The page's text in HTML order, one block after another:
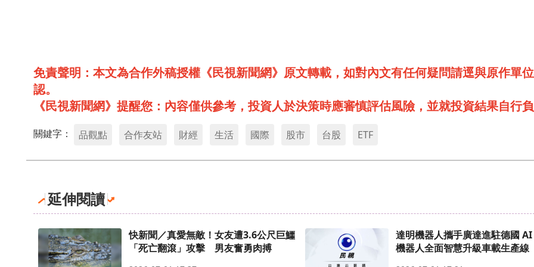
免責聲明：本文為合作外稿授權《民視新聞網》原文轉載，如對內文有任何疑問請逕與原作單
認。
《民視新聞網》提醒您：內容僅供參考，投資人於決策時應審慎評估風險，並就投資結果自行負
關鍵字： 品觀點 合作友站 財經 生活 國際 股市 台股 ETF
延伸閱讀
快新聞／真愛無敵！女友遭3.6公尺巨鱷
「死亡翻滾」攻擊 男友奮勇肉搏
達明機器人攜手廣達進駐德國
機器人全面智慧升級車載生產線